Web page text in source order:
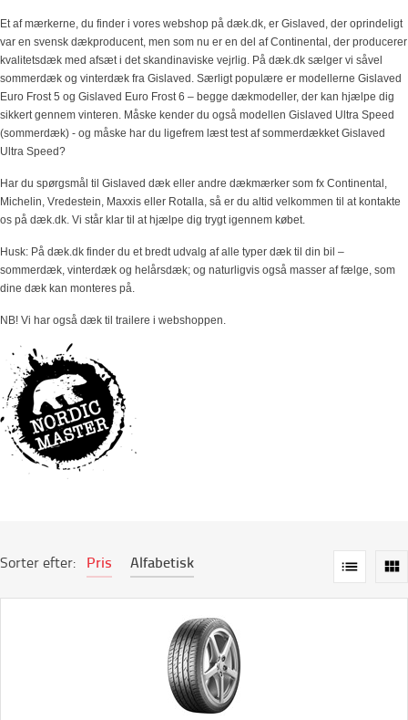
Et af mærkerne, du finder i vores webshop på dæk.dk, er Gislaved, der oprindeligt
var en svensk dækproducent, men som nu er en del af Continental, der producerer
kvalitetsdæk med afsæt i det skandinaviske vejrlig. På dæk.dk sælger vi såvel
sommerdæk og vinterdæk fra Gislaved. Særligt populære er modellerne Gislaved
Euro Frost 5 og Gislaved Euro Frost 6 – begge dækmodeller, der kan hjælpe dig
sikkert gennem vinteren. Måske kender du også modellen Gislaved Ultra Speed
(sommerdæk) - og måske har du ligefrem læst test af sommerdækket Gislaved
Ultra Speed?
Har du spørgsmål til Gislaved dæk eller andre dækmærker som fx Continental,
Michelin, Vredestein, Maxxis eller Rotalla, så er du altid velkommen til at kontakte
os på dæk.dk. Vi står klar til at hjælpe dig trygt igennem købet.
Husk: På dæk.dk finder du et bredt udvalg af alle typer dæk til din bil –
sommerdæk, vinterdæk og helårsdæk; og naturligvis også masser af fælge, som
dine dæk kan monteres på.
NB! Vi har også dæk til trailere i webshoppen.
Sorter efter: Pris Alfabetisk